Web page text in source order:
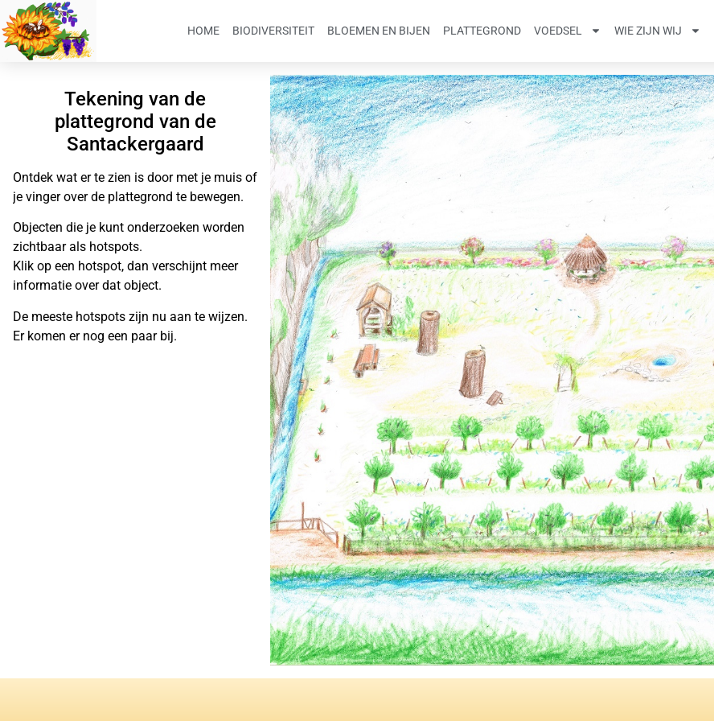
HOME BIODIVERSITEIT BLOEMEN EN BIJEN PLATTEGROND VOEDSEL WIE ZIJN WIJ
Tekening van de
plattegrond van de
Santackergaard
Ontdek wat er te zien is door met je muis of
je vinger over de plattegrond te bewegen.
Objecten die je kunt onderzoeken worden
zichtbaar als hotspots.
Klik op een hotspot, dan verschijnt meer
informatie over dat object.
De meeste hotspots zijn nu aan te wijzen.
Er komen er nog een paar bij.